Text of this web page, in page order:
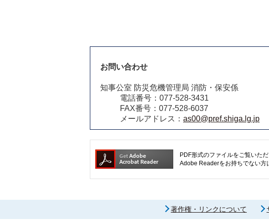
お問い合わせ
知事公室 防災危機管理局 消防・保安係
電話番号：077-528-3431
FAX番号：077-528-6037
メールアドレス： as00@pref.shiga.lg.jp
PDF形式のファイルをご覧いた
Adobe Readerをお持ちでない方
著作権・リンクについて